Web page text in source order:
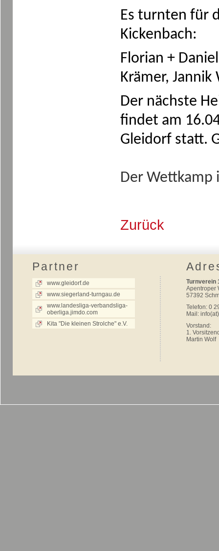
Es turnten für
Kickenbach:
Florian +
Krämer,
Der nächste
findet am
Gleidorf statt.
Der Wettkamp
Zurück
Partner
www.gleidorf.de
www.siegerland-turngau.de
www.landesliga-verbandsliga-
oberliga.jimdo.com
Kita "Die kleinen Strolche" e.V.
Turnverein
Apentroper
57392
Telefon: 0
Mail:
Vorstand:
1.
Martin Wolf